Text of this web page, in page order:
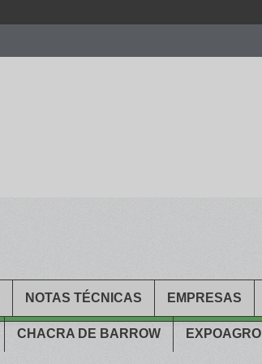
NOTAS TÉCNICAS EMPRESAS
CHACRA DE BARROW EXPOAGRO